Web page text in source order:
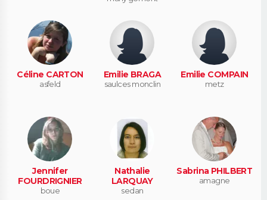
Céline CARTON
asfeld
Emilie BRAGA
saulces monclin
Emilie COMPAIN
metz
Jennifer
FOURDRIGNIER
boue
Nathalie
LARQUAY
sedan
Sabrina PHILBERT
amagne